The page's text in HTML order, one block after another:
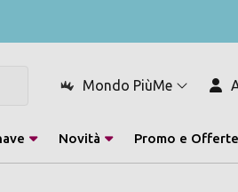
Mondo PiùMe
Novità Promo e Offerte